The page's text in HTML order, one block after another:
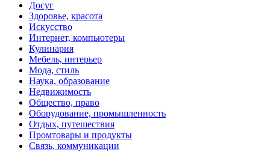
Досуг
Здоровье, красота
Искусство
Интернет, компьютеры
Кулинария
Мебель, интерьер
Мода, стиль
Наука, образование
Недвижимость
Общество, право
Оборудование, промышленность
Отдых, путешествия
Промтовары и продукты
Связь, коммуникации